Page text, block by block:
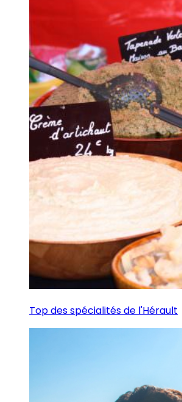
Top des spécialités de l'Hérault